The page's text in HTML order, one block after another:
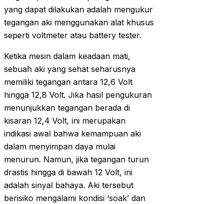
yang dapat dilakukan adalah mengukur
tegangan aki menggunakan alat khusus
seperti voltmeter atau battery tester.
Ketika mesin dalam keadaan mati,
sebuah aki yang sehat seharusnya
memiliki tegangan antara 12,6 Volt
hingga 12,8 Volt. Jika hasil pengukuran
menunjukkan tegangan berada di
kisaran 12,4 Volt, ini merupakan
indikasi awal bahwa kemampuan aki
dalam menyimpan daya mulai
menurun. Namun, jika tegangan turun
drastis hingga di bawah 12 Volt, ini
adalah sinyal bahaya. Aki tersebut
berisiko mengalami kondisi ‘soak’ dan